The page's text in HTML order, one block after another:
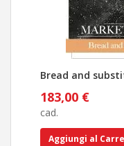
Bread and
183,00 €
cad.
Aggiungi al